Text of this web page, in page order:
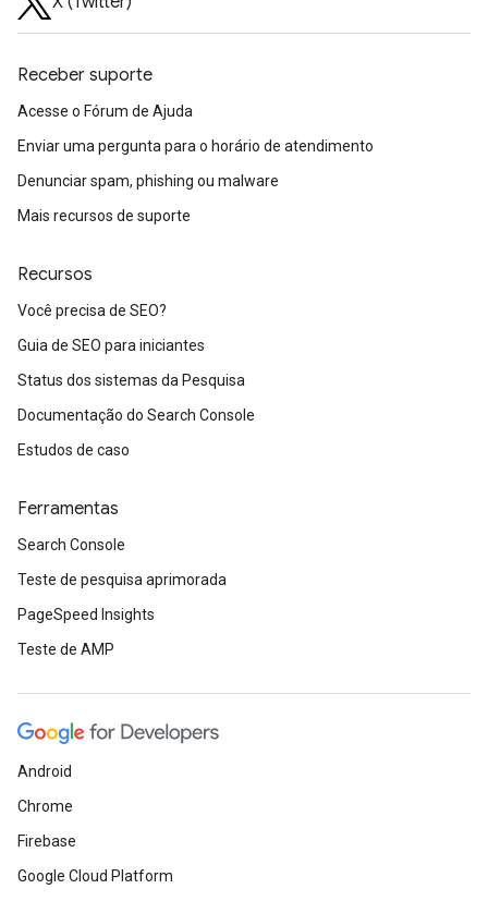
Receber suporte
Acesse o Fórum de Ajuda
Enviar uma pergunta para o horário de atendimento
Denunciar spam, phishing ou malware
Mais recursos de suporte
Recursos
Você precisa de SEO?
Guia de SEO para iniciantes
Status dos sistemas da Pesquisa
Documentação do Search Console
Estudos de caso
Ferramentas
Search Console
Teste de pesquisa aprimorada
PageSpeed Insights
Teste de AMP
Android
Chrome
Firebase
Google Cloud Platform